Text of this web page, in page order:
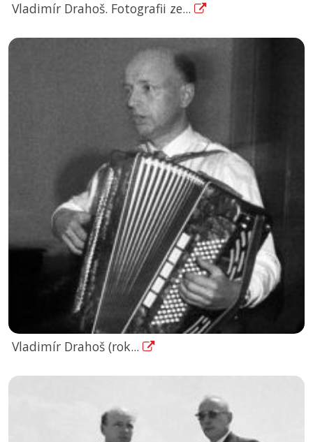
Vladimír Drahoš. Fotografii ze...
Vladimír Drahoš (rok...